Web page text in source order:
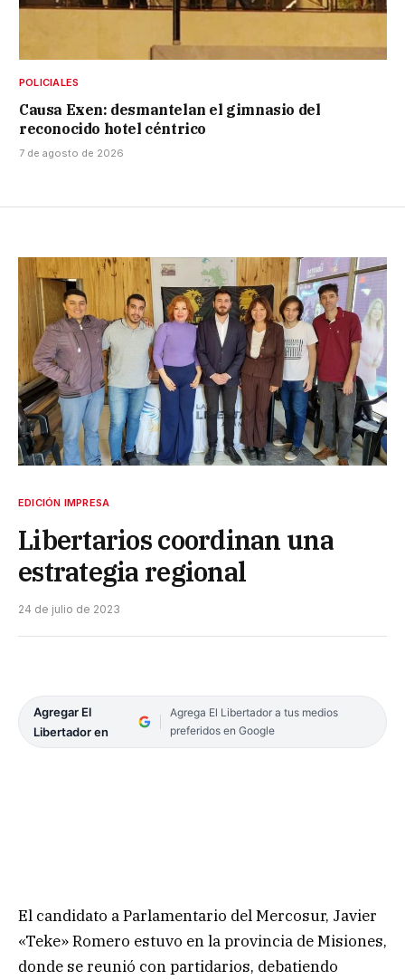
POLICIALES
Causa Exen: desmantelan el gimnasio del
reconocido hotel céntrico
7 de agosto de 2026
EDICIÓN IMPRESA
Libertarios coordinan una
estrategia regional
24 de julio de 2023
Agregar El
Libertador en
Agrega El Libertador a tus medios
preferidos en Google
El candidato a Parlamentario del Mercosur, Javier
«Teke» Romero estuvo en la provincia de Misiones,
donde se reunió con partidarios, debatiendo